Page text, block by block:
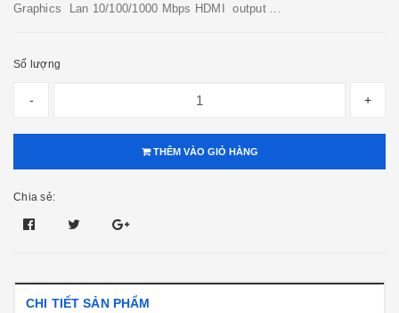
Graphics Lan 10/100/1000 Mbps HDMI output ...
Số lượng
- +
THÊM VÀO GIỎ HÀNG
Chia sẻ:
CHI TIẾT SẢN PHẨM